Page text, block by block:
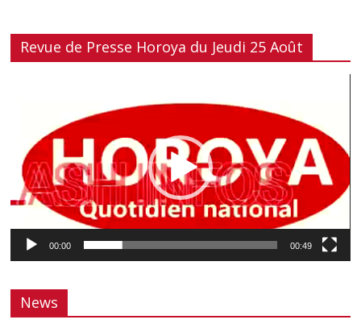
Revue de Presse Horoya du Jeudi 25 Août
00:00 00:49
News